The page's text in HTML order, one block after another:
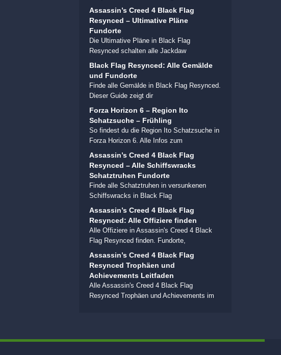
Assassin’s Creed 4 Black Flag
Resynced – Ultimative Pläne
Fundorte
Die Ultimative Pläne in Black Flag
Resynced schalten alle Jackdaw
Black Flag Resynced: Alle Gemälde
und Fundorte
Finde alle Gemälde in Black Flag Resynced.
Dieser Guide zeigt dir
Forza Horizon 6 – Region Ito
Schatzsuche – Frühling
So findest du die Region Ito Schatzsuche in
Forza Horizon 6. Alle Infos zum
Assassin’s Creed 4 Black Flag
Resynced – Alle Schiffswracks
Schatztruhen Fundorte
Finde alle Schatztruhen in versunkenen
Schiffswracks in Black Flag
Assassin’s Creed 4 Black Flag
Resynced: Alle Offiziere finden
Alle Offiziere in Assassin's Creed 4 Black
Flag Resynced finden. Fundorte,
Assassin’s Creed 4 Black Flag
Resynced Trophäen und
Achievements Leitfaden
Alle Assassin's Creed 4 Black Flag
Resynced Trophäen und Achievements im